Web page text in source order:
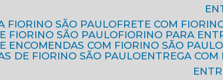
FIORINO SÃO PAULO
FRETE COM
FIORINO SÃO PAULO
FIORINO PARA
ENCOMENDAS COM FIORINO SÃO PAULO
DE FIORINO SÃO PAULO
ENTREGA